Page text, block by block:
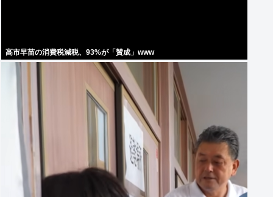
高市早苗の消費税減税、93%が「賛成」www